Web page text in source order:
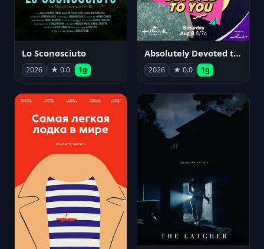
Lo Sconosciuto
2026 ★ 0.0 1g
Absolutely Devoted to You
2026 ★ 0.0 1g